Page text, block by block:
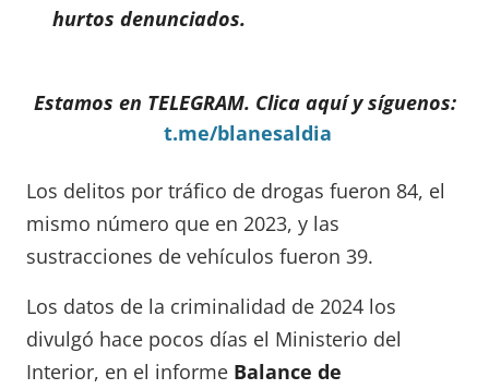
hurtos denunciados.
Estamos en TELEGRAM. Clica aquí y síguenos:
t.me/blanesaldia
Los delitos por tráfico de drogas fueron 84, el
mismo número que en 2023, y las
sustracciones de vehículos fueron 39.
Los datos de la criminalidad de 2024 los
divulgó hace pocos días el Ministerio del
Interior, en el informe Balance de